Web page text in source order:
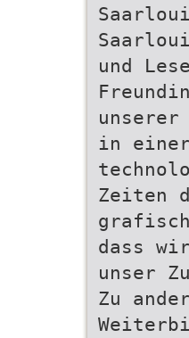
und
unserer
in
Zeiten
dass
unser
Zu